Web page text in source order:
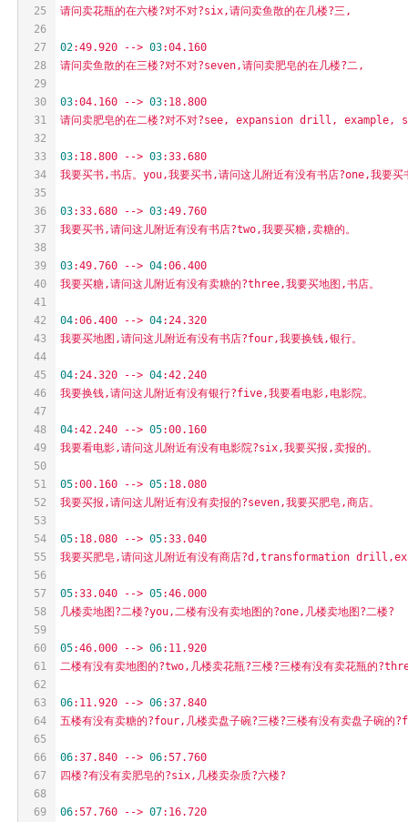
25
26
27
28
29
30
31
32
33
34
35
36
37
38
39
40
41
42
43
44
45
46
47
48
49
50
51
52
53
54
55
56
57
58
59
60
61
62
63
64
65
66
67
68
69
请问卖花瓶的在六楼?对不对?six,请问卖鱼散的在几楼?三,
02:49.920 --> 03:04.160
请问卖鱼散的在三楼?对不对?seven,请问卖肥皂的在几楼?二,
03:04.160 --> 03:18.800
请问卖肥皂的在二楼?对不对?see,
expansion drill, example,
03:18.800 --> 03:33.680
我要买书,书店。you,我要买书,请问这儿附近有没有书店?one,我要买
03:33.680 --> 03:49.760
我要买书,请问这儿附近有没有书店?two,我要买糖,卖糖的。
03:49.760 --> 04:06.400
我要买糖,请问这儿附近有没有卖糖的?three,我要买地图,书店。
04:06.400 --> 04:24.320
我要买地图,请问这儿附近有没有书店?four,我要换钱,银行。
04:24.320 --> 04:42.240
我要换钱,请问这儿附近有没有银行?five,我要看电影,电影院。
04:42.240 --> 05:00.160
我要看电影,请问这儿附近有没有电影院?six,我要买报,卖报的。
05:00.160 --> 05:18.080
我要买报,请问这儿附近有没有卖报的?seven,我要买肥皂,商店。
05:18.080 --> 05:33.040
我要买肥皂,请问这儿附近有没有商店?d,transformation
05:33.040 --> 05:46.000
几楼卖地图?二楼?you,二楼有没有卖地图的?one,几楼卖地图?二楼?
05:46.000 --> 06:11.920
二楼有没有卖地图的?two,几楼卖花瓶?三楼?三楼有没有卖花瓶的
06:11.920 --> 06:37.840
五楼有没有卖糖的?four,几楼卖盘子碗?三楼?三楼有没有卖盘子碗的
06:37.840 --> 06:57.760
四楼?有没有卖肥皂的?six,几楼卖杂质?六楼?
06:57.760 --> 07:16.720